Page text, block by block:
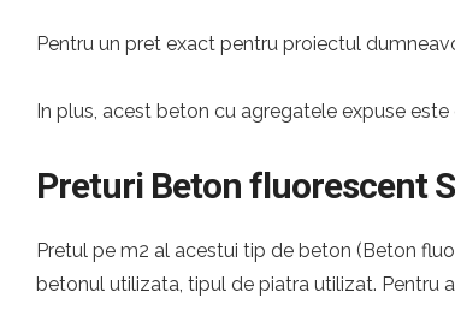
Pentru un pret exact pentru proiectul
In plus, acest beton cu agregatele expuse
Preturi Beton fluorescent
Pretul pe m2 al acestui tip de beton (Beton
betonul utilizata, tipul de piatra utilizat. Pentru